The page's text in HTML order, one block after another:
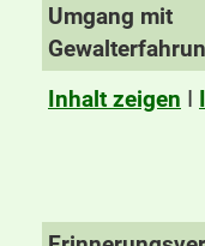
Umgang mit
Inhalt zeigen I